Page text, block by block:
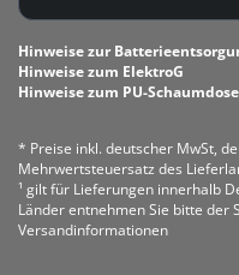
Hinweise zur
Hinweise zum ElektroG
Hinweise zum PU-
* Preise inkl. deutscher MwSt,
Mehrwertsteuersatz des
¹ gilt für Lieferungen innerhalb
Länder entnehmen Sie bitte der
Versandinformationen